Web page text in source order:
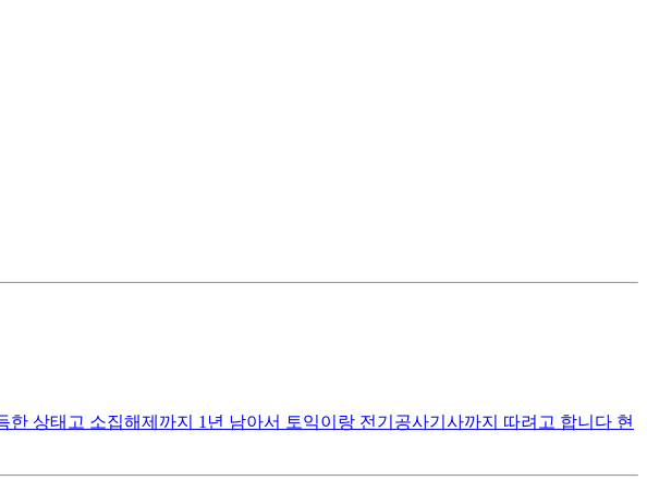
상태고 소집해제까지 1년 남아서 토익이랑 전기공사기사까지 따려고 합니다 현